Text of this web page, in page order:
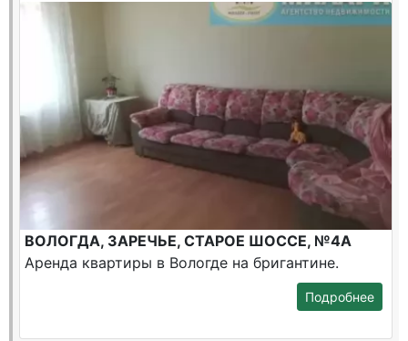
ВОЛОГДА, ЗАРЕЧЬЕ, СТАРОЕ ШОССЕ, №4А
Аренда квартиры в Вологде на бригантине.
Подробнее